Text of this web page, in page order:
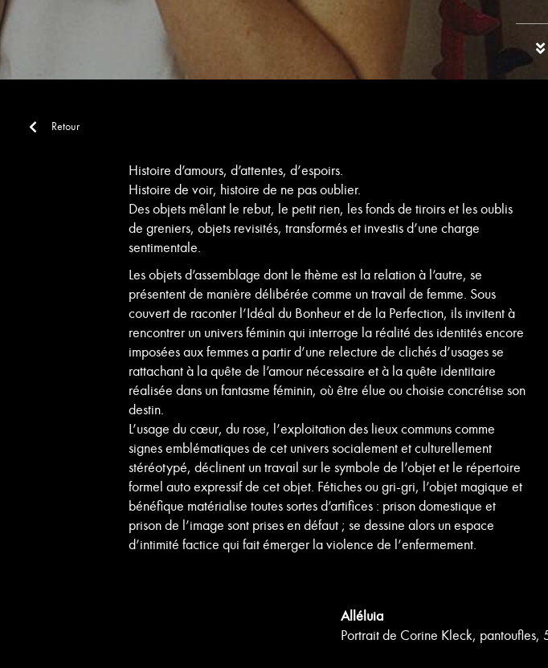
Retour
Histoire d’amours, d’attentes, d’espoirs.
Histoire de voir, histoire de ne pas oublier.
Des objets mêlant le rebut, le petit rien, les fonds de tiroirs et les oublis
de greniers, objets revisités, transformés et investis d’une charge
sentimentale.
Les objets d’assemblage dont le thème est la relation à l’autre, se
présentent de manière délibérée comme un travail de femme. Sous
couvert de raconter l’Idéal du Bonheur et de la Perfection, ils invitent à
rencontrer un univers féminin qui interroge la réalité des identités encore
imposées aux femmes a partir d’une relecture de clichés d’usages se
rattachant à la quête de l’amour nécessaire et à la quête identitaire
réalisée dans un fantasme féminin, où être élue ou choisie concrétise son
destin.
L’usage du cœur, du rose, l’exploitation des lieux communs comme
signes emblématiques de cet univers socialement et culturellement
stéréotypé, déclinent un travail sur le symbole de l’objet et le répertoire
formel auto expressif de cet objet. Fétiches ou gri-gri, l’objet magique et
bénéfique matérialise toutes sortes d’artifices : prison domestique et
prison de l’image sont prises en défaut ; se dessine alors un espace
d’intimité factice qui fait émerger la violence de l’enfermement.
Alléluia
Portrait de Corine Kleck, pantoufles,